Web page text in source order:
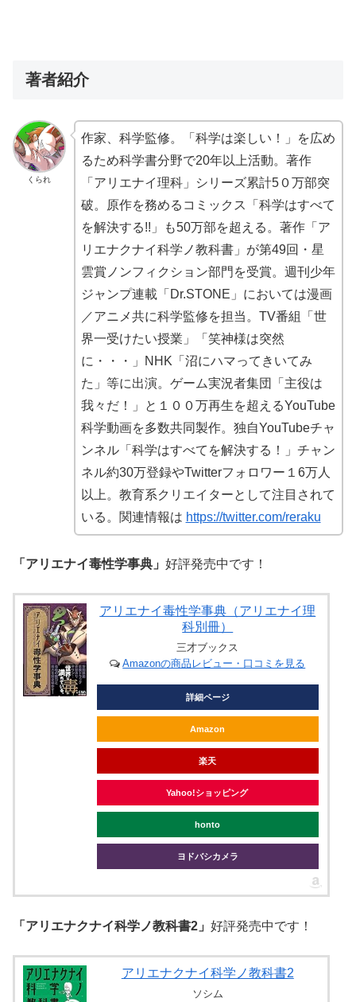
著者紹介
くられ
作家、科学監修。「科学は楽しい！」を広め
るため科学書分野で20年以上活動。著作
「アリエナイ理科」シリーズ累計5０万部突
破。原作を務めるコミックス「科学はすべて
を解決する!!」も50万部を超える。著作「ア
リエナクナイ科学ノ教科書」が第49回・星
雲賞ノンフィクション部門を受賞。週刊少年
ジャンプ連載「Dr.STONE」においては漫画
／アニメ共に科学監修を担当。TV番組「世
界一受けたい授業」「笑神様は突然
に・・・」NHK「沼にハマってきいてみ
た」等に出演。ゲーム実況者集団「主役は
我々だ！」と１００万再生を超えるYouTube
科学動画を多数共同製作。独自YouTubeチャ
ンネル「科学はすべてを解決する！」チャン
ネル約30万登録やTwitterフォロワー１6万人
以上。教育系クリエイターとして注目されて
いる。関連情報は https://twitter.com/reraku
「アリエナイ毒性学事典」 好評発売中です！
アリエナイ毒性学事典（アリエナイ理
科別冊）
三才ブックス
Amazonの商品レビュー・口コミを見る
詳細ページ
Amazon
楽天
Yahoo!ショッピング
honto
ヨドバシカメラ
「アリエナクナイ科学ノ教科書2」 好評発売中です！
アリエナクナイ科学ノ教科書2
ソシム